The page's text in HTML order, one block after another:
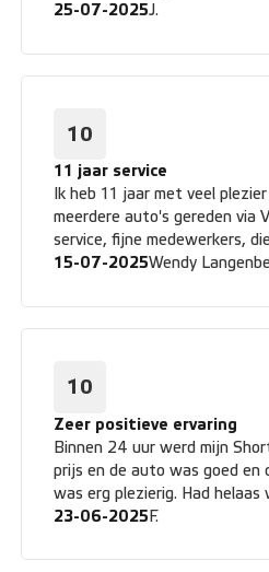
25-07-2025J.
10
11 jaar service
Ik heb 11 jaar met veel
meerdere auto's gereden via
service, fijne medewerkers,
ook dat stapje extra zetten
15-07-2025Wendy
10
Zeer positieve ervaring
Binnen 24 uur werd mijn
prijs en de auto was goed en
was erg plezierig. Had
bumper gereden maar werd
23-06-2025 F.